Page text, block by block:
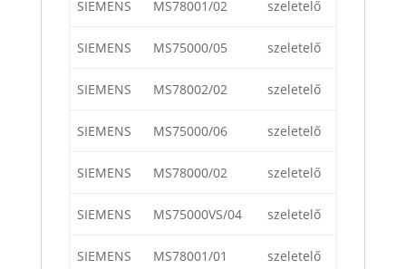
SIEMENS MS78001/02 szeletelő
SIEMENS MS75000/05 szeletelő
SIEMENS MS78002/02 szeletelő
SIEMENS MS75000/06 szeletelő
SIEMENS MS78000/02 szeletelő
SIEMENS MS75000VS/04 szeletelő
SIEMENS MS78001/01 szeletelő